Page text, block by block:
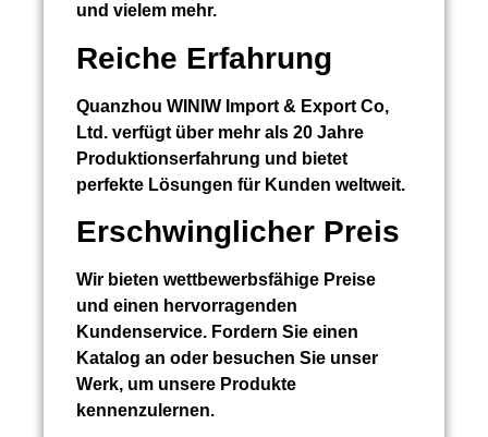
und vielem mehr.
Reiche Erfahrung
Quanzhou WINIW Import & Export Co,
Ltd. verfügt über mehr als 20 Jahre
Produktionserfahrung und bietet
perfekte Lösungen für Kunden weltweit.
Erschwinglicher Preis
Wir bieten wettbewerbsfähige Preise
und einen hervorragenden
Kundenservice. Fordern Sie einen
Katalog an oder besuchen Sie unser
Werk, um unsere Produkte
kennenzulernen.